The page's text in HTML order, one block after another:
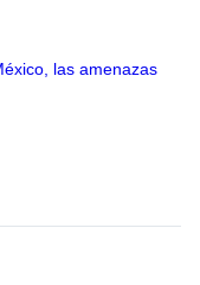
las amenazas